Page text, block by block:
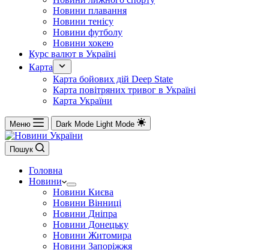
Новини плавання
Новини тенісу
Новини футболу
Новини хокею
Курс валют в Україні
Карта
Карта бойових дій Deep State
Карта повітряних тривог в Україні
Карта України
Меню Dark Mode Light Mode
Пошук
Головна
Новини
Новини Києва
Новини Вінниці
Новини Дніпра
Новини Донецьку
Новини Житомира
Новини Запоріжжя